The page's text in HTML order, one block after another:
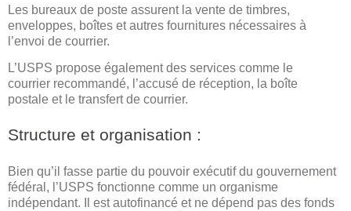
Les bureaux de poste assurent la vente de timbres,
enveloppes, boîtes et autres fournitures nécessaires à
l’envoi de courrier.
L’USPS propose également des services comme le
courrier recommandé, l’accusé de réception, la boîte
postale et le transfert de courrier.
Structure et organisation :
Bien qu’il fasse partie du pouvoir exécutif du gouvernement
fédéral, l’USPS fonctionne comme un organisme
indépendant. Il est autofinancé et ne dépend pas des fonds